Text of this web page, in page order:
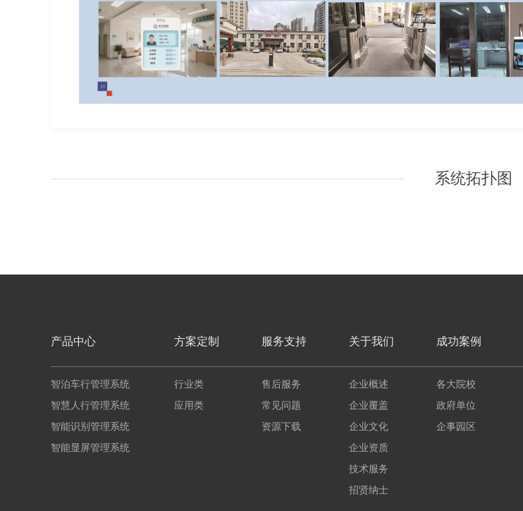
系统拓扑图
产品中心
智泊车行管理系统
智慧人行管理系统
智能识别管理系统
智能显屏管理系统
方案定制
行业类
应用类
服务支持
售后服务
常见问题
资源下载
关于我们
企业概述
企业覆盖
企业文化
企业资质
技术服务
招贤纳士
成功案例
各大院校
政府单位
企事园区